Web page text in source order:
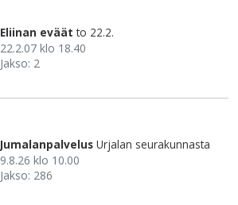
Eliinan eväät to 22.2.
22.2.07 klo 18.40
Jakso: 2
Jumalanpalvelus Urjalan seurakunnasta
9.8.26 klo 10.00
Jakso: 286